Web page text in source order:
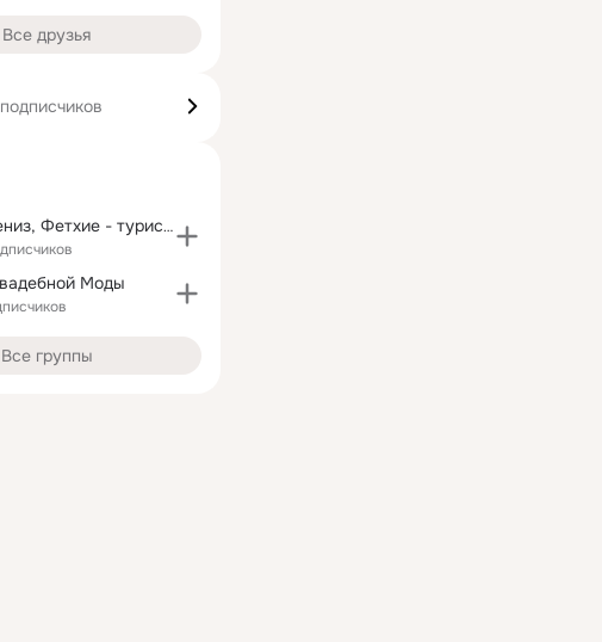
Все друзья
Олюдениз, Фетхие - туристическая информация
Моды
Все группы